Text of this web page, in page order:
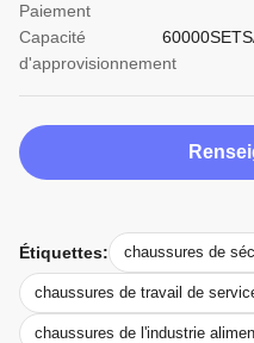
Paiement
Capacité
d'approvisionnement
Étiquettes: chaussures de
chaussures de travail de
chaussures de l'industrie